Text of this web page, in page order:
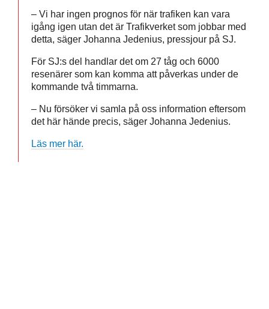
– Vi har ingen prognos för när trafiken kan vara
igång igen utan det är Trafikverket som jobbar med
detta, säger Johanna Jedenius, pressjour på SJ.
För SJ:s del handlar det om 27 tåg och 6000
resenärer som kan komma att påverkas under de
kommande två timmarna.
– Nu försöker vi samla på oss information eftersom
det här hände precis, säger Johanna Jedenius.
Läs mer här.